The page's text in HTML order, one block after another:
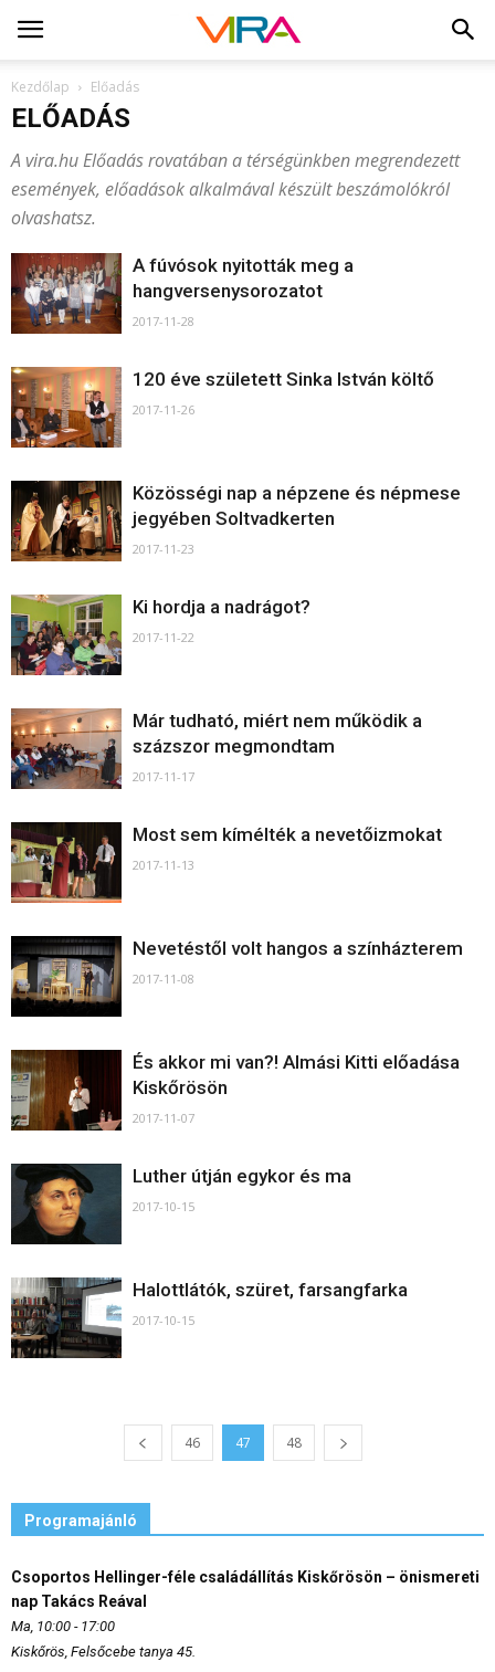
Kezdőlap Előadás
ELŐADÁS
A vira.hu Előadás rovatában a térségünkben megrendezett
események, előadások alkalmával készült beszámolókról
olvashatsz.
A fúvósok nyitották meg a
hangversenysorozatot
2017-11-28
120 éve született Sinka István költő
2017-11-26
Közösségi nap a népzene és népmese
jegyében Soltvadkerten
2017-11-23
Ki hordja a nadrágot?
2017-11-22
Már tudható, miért nem működik a
százszor megmondtam
2017-11-17
Most sem kímélték a nevetőizmokat
2017-11-13
Nevetéstől volt hangos a színházterem
2017-11-08
És akkor mi van?! Almási Kitti előadása
Kiskőrösön
2017-11-07
Luther útján egykor és ma
2017-10-15
Halottlátók, szüret, farsangfarka
2017-10-15
46 47 48
Programajánló
Csoportos Hellinger-féle családállítás Kiskőrösön – önismereti
nap Takács Reával
Ma, 10:00 - 17:00
Kiskőrös, Felsőcebe tanya 45.